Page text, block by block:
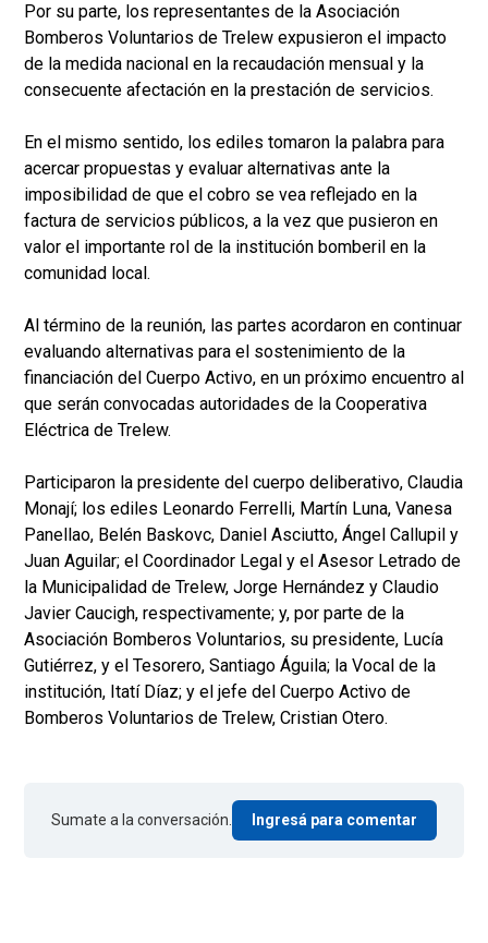
Por su parte, los representantes de la Asociación
Bomberos Voluntarios de Trelew expusieron el impacto
de la medida nacional en la recaudación mensual y la
consecuente afectación en la prestación de servicios.
En el mismo sentido, los ediles tomaron la palabra para
acercar propuestas y evaluar alternativas ante la
imposibilidad de que el cobro se vea reflejado en la
factura de servicios públicos, a la vez que pusieron en
valor el importante rol de la institución bomberil en la
comunidad local.
Al término de la reunión, las partes acordaron en continuar
evaluando alternativas para el sostenimiento de la
financiación del Cuerpo Activo, en un próximo encuentro al
que serán convocadas autoridades de la Cooperativa
Eléctrica de Trelew.
Participaron la presidente del cuerpo deliberativo, Claudia
Monají; los ediles Leonardo Ferrelli, Martín Luna, Vanesa
Panellao, Belén Baskovc, Daniel Asciutto, Ángel Callupil y
Juan Aguilar; el Coordinador Legal y el Asesor Letrado de
la Municipalidad de Trelew, Jorge Hernández y Claudio
Javier Caucigh, respectivamente; y, por parte de la
Asociación Bomberos Voluntarios, su presidente, Lucía
Gutiérrez, y el Tesorero, Santiago Águila; la Vocal de la
institución, Itatí Díaz; y el jefe del Cuerpo Activo de
Bomberos Voluntarios de Trelew, Cristian Otero.
Sumate a la conversación. Ingresá para comentar